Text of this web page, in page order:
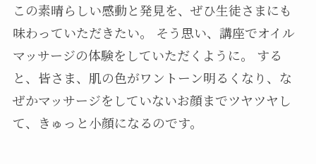
この素晴らしい感動と発見を、ぜひ生徒さまにも
味わっていただきたい。 そう思い、講座でオイル
マッサージの体験をしていただくように。 する
と、皆さま、肌の色がワントーン明るくなり、な
ぜかマッサージをしていないお顔までツヤツヤし
て、きゅっと小顔になるのです。